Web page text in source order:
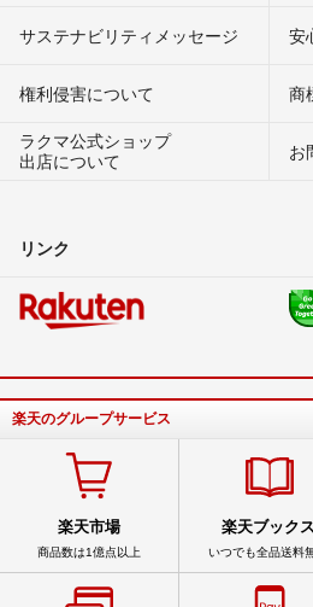
サステナビリティメッセージ 安
権利侵害について
商
ラクマ公式ショップ
出店について
お
リンク
楽天のグループサービス
楽天市場
商品数は1億点以上
楽天ブックス
いつでも全品送料